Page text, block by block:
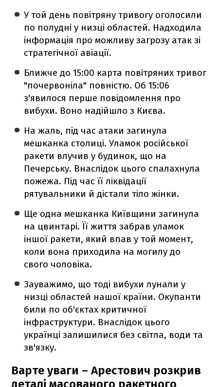
У той день повітряну тривогу оголосили
по полудні у низці областей. Надходила
інформація про можливу загрозу атак зі
стратегічної авіації.
Ближче до 15:00 карта повітряних тривог
"почервоніла" повністю. Об 15:06
з'явилося перше повідомлення про
вибухи. Воно надійшло з Києва.
На жаль, під час атаки загинула
мешканка столиці. Уламок російської
ракети влучив у будинок, що на
Печерську. Внаслідок цього спалахнула
пожежа. Під час її ліквідації
рятувальники й дістали тіло жінки.
Ще одна мешканка Київщини загинула
на цвинтарі. Її життя забрав уламок
іншої ракети, який впав у той момент,
коли вона приходила на могилу до
свого чоловіка.
Зауважимо, що тоді вибухи лунали у
низці областей нашої країни. Окупанти
били по об'єктах критичної
інфраструктури. Внаслідок цього
українці залишилися без світла, води та
зв'язку.
Варте уваги – Арестович розкрив
деталі масованого ракетного